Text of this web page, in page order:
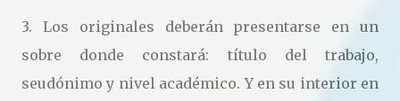
3. Los originales deberán presentarse en un
sobre donde constará: título del trabajo,
seudónimo y nivel académico. Y en su interior en